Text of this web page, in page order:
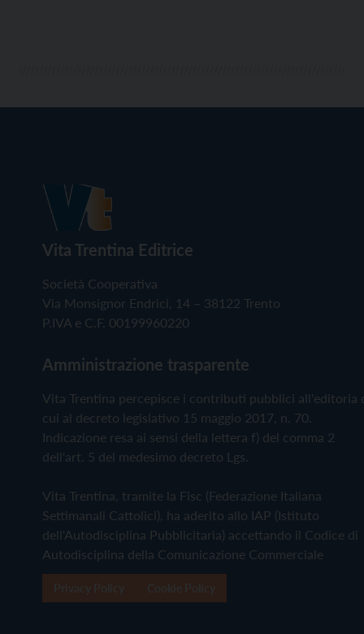
Vita Trentina Editrice
Società Cooperativa
Via Monsignor Endrici, 14 – 38122 Trento
P.IVA e C.F. 00199960220
Amministrazione trasparente
Vita Trentina percepisce i contributi pubblici all'editoria
cui al decreto legislativo 15 maggio 2017, n. 70.
Indicazione resa ai sensi della lettera f) del comma 2
dell'art. 5 del medesimo decreto Lgs.
Vita Trentina, tramite la Fisc (Federazione Italiana
Settimanali Cattolici), ha aderito allo IAP (Istituto
dell'Autodisciplina Pubblicitaria) accettando il Codice di
Autodisciplina della Comunicazione Commerciale